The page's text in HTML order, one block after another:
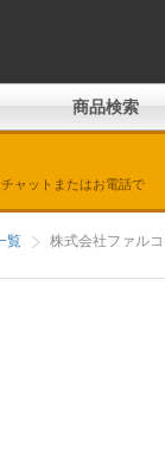
商品検索
ャットまたはお電話で
覧 株式会社ファル